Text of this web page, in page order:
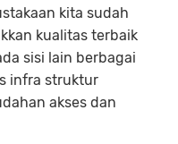
kita sudah
kualitas terbaik
sisi lain berbagai
infra struktur
akses dan